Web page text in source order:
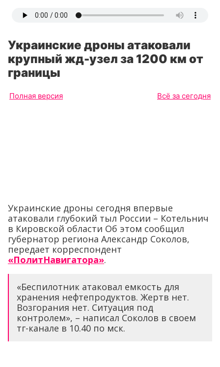
Украинские дроны атаковали
крупный жд-узел за 1200 км от
границы
Полная версия Всё за сегодня
Украинские дроны сегодня впервые
атаковали глубокий тыл России – Котельнич
в Кировской области Об этом сообщил
губернатор региона Александр Соколов,
передает корреспондент
«ПолитНавигатора».
«Беспилотник атаковал емкость для
хранения нефтепродуктов. Жертв нет.
Возгорания нет. Ситуация под
контролем», – написал Соколов в своем
тг-канале в 10.40 по мск.